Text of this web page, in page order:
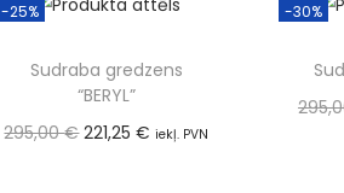
-25%
Sudraba gredzens
“BERYL”
295,00€ 221,25€ iekļ. PVN
-30%